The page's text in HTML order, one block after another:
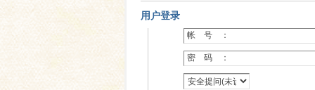
用户登录
帐 号 ：
密 码 ：